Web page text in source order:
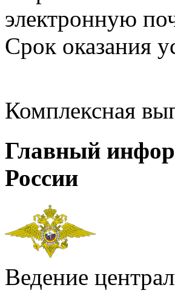
электронную
Срок оказания
Комплексная
Главный
России
Ведение